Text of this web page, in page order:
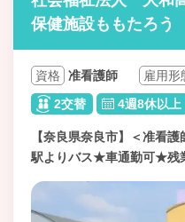
保健施設ももたろう
資格 准看護師 雇用形
2交替
4週8休以上
【奈良県奈良市】＜准看
駅よりバス★車通勤可★残